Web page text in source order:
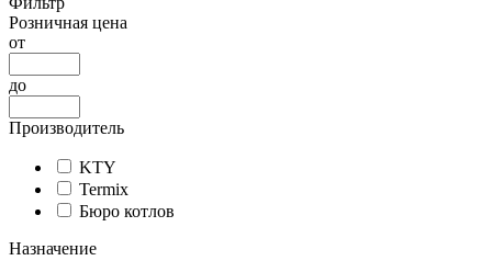
Розничная цена
от
до
Производитель
KTY
Termix
Бюро котлов
Назначение